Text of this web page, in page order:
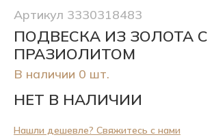
Артикул 3330318483
ПОДВЕСКА ИЗ ЗОЛОТА С
ПРАЗИОЛИТОМ
В наличии 0 шт.
НЕТ В НАЛИЧИИ
Нашли дешевле? Свяжитесь с нами